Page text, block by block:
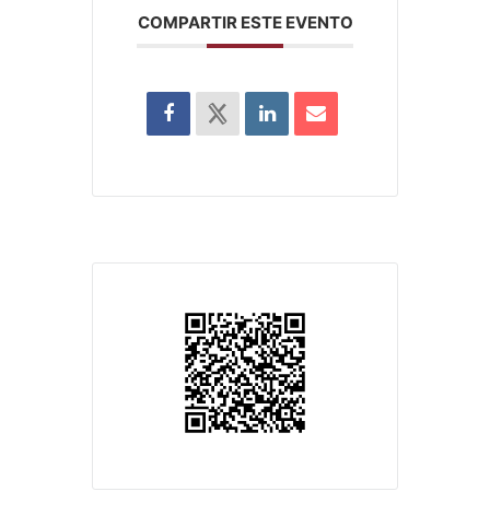
COMPARTIR ESTE EVENTO